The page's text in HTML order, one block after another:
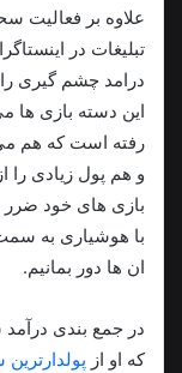
علاوه بر فعالیت
تبلیغات در
درامد چشم گیری
این دسته بازی ها
رفته است که هم می
و هم پول زیادی را
بازی های خود ضرر
با هوشیاری به سمت
ان ها دور بمانیم.
در جمع بندی
که او از